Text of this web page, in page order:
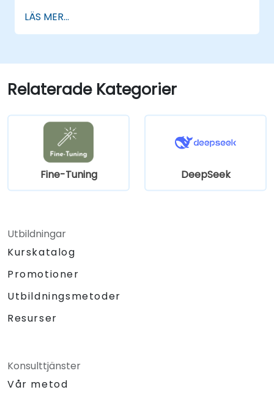
förbättra målgruppsinriktning och
personalisering.
marknadsföringsarbetssätt.
LÄS MER...
Relaterade Kategorier
Fine-Tuning DeepSeek
Utbildningar
Kurskatalog
Promotioner
Utbildningsmetoder
Resurser
Konsulttjänster
Vår metod